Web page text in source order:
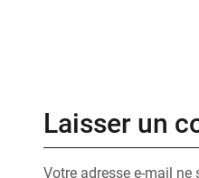
Laisser un
Votre adresse e-mail ne